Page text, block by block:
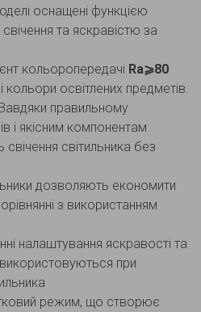
оснащені функцією
та яскравістю за
кольоропередачі Ra⩾80
освітлених предметів.
правильному
і якісним компонентам
свічення світильника без
дозволяють економити
з використанням
налаштування яскравості та
при
режим, що створює